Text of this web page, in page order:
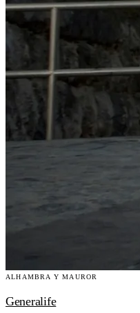
ALHAMBRA Y MAUROR
Generalife